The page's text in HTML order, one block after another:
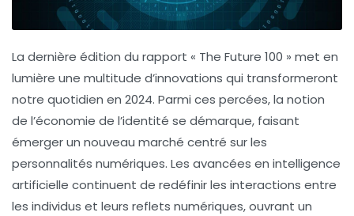
La dernière édition du rapport « The Future 100 » met en
lumière une multitude d’innovations qui transformeront
notre quotidien en 2024. Parmi ces percées, la notion
de l’économie de l’identité se démarque, faisant
émerger un nouveau marché centré sur les
personnalités numériques. Les avancées en intelligence
artificielle continuent de redéfinir les interactions entre
les individus et leurs reflets numériques, ouvrant un